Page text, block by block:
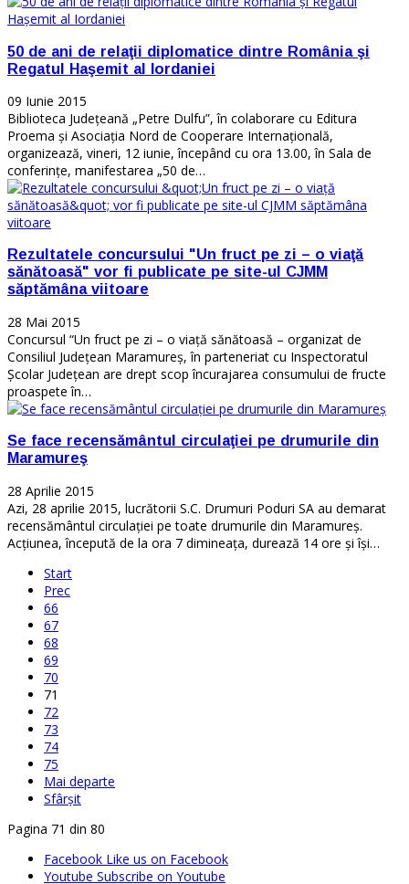
50 de ani de relaţii diplomatice dintre România şi
Regatul Haşemit al Iordaniei
09 Iunie 2015
Biblioteca Judeţeană „Petre Dulfu”, în colaborare cu Editura
Proema şi Asociaţia Nord de Cooperare Internaţională,
organizează, vineri, 12 iunie, începând cu ora 13.00, în Sala de
conferinţe, manifestarea „50 de…
Rezultatele concursului "Un fruct pe zi – o viaţă
sănătoasă" vor fi publicate pe site-ul CJMM
săptămâna viitoare
28 Mai 2015
Concursul “Un fruct pe zi – o viaţă sănătoasă – organizat de
Consiliul Judeţean Maramureş, în parteneriat cu Inspectoratul
Şcolar Judeţean are drept scop încurajarea consumului de fructe
proaspete în…
Se face recensământul circulaţiei pe drumurile din
Maramureş
28 Aprilie 2015
Azi, 28 aprilie 2015, lucrătorii S.C. Drumuri Poduri SA au demarat
recensământul circulaţiei pe toate drumurile din Maramureş.
Acţiunea, începută de la ora 7 dimineaţa, durează 14 ore şi îşi…
Start
Prec
66
67
68
69
70
71
72
73
74
75
Mai departe
Sfârșit
Pagina 71 din 80
Facebook Like us on Facebook
Youtube Subscribe on Youtube